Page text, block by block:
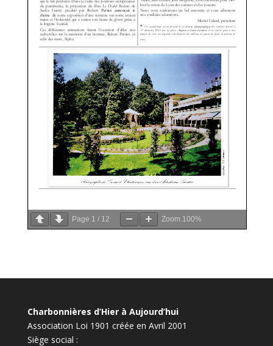
Page 1 / 12 Zoom 100%
Charbonnières d’Hier à Aujourd’hui
Association Loi 1901 créée en Avril 2001
Siège social :